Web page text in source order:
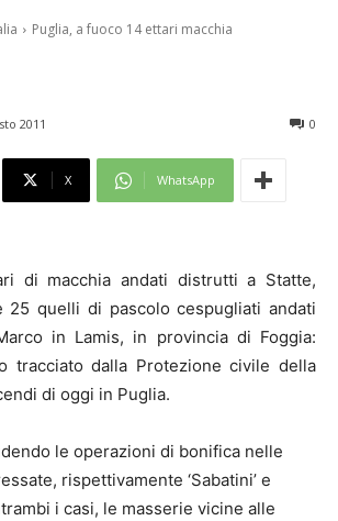
Puglia, a fuoco 14 ettari macchia
2011 0
X WhatsApp
di macchia andati distrutti a Statte,
25 quelli di pascolo cespugliati andati
in Lamis, in provincia di Foggia:
tracciato dalla Protezione civile della
di oggi in Puglia.
le operazioni di bonifica nelle
rispettivamente ‘Sabatini’ e
i casi, le masserie vicine alle